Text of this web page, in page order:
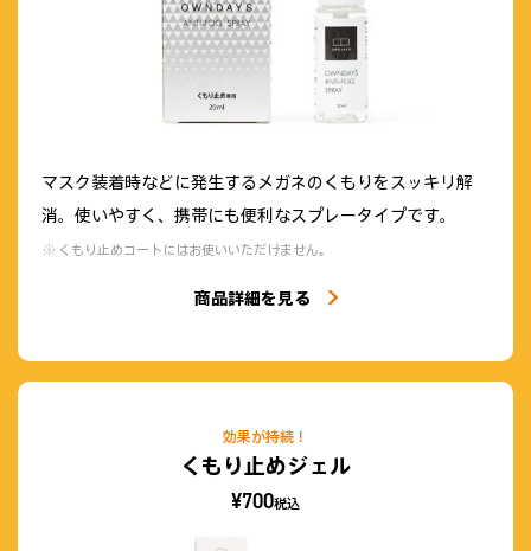
マスク装着時などに発生するメガネのくもりをスッキリ解
消。使いやすく、携帯にも便利なスプレータイプです。
くもり止めコートにはお使いいただけません。
商品詳細を見る
効果が持続！
くもり止めジェル
¥700税込